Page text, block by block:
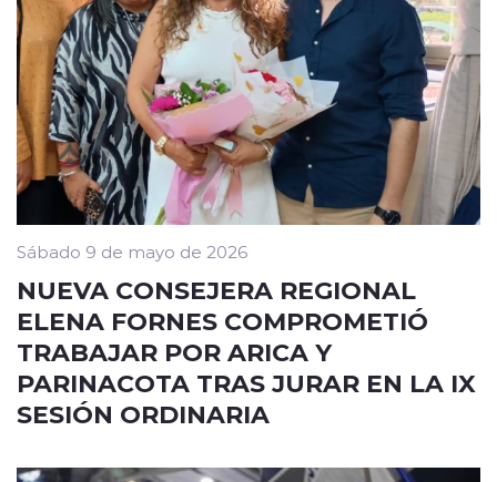
Sábado 9 de mayo de 2026
NUEVA CONSEJERA REGIONAL
ELENA FORNES COMPROMETIÓ
TRABAJAR POR ARICA Y
PARINACOTA TRAS JURAR EN LA IX
SESIÓN ORDINARIA